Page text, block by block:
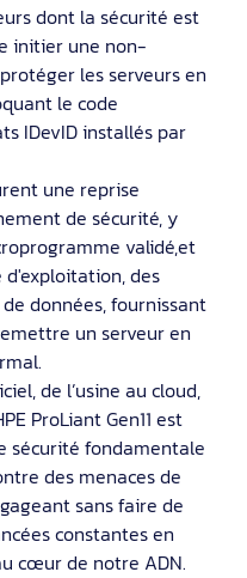
dont la sécurité est
initier une non-
les serveurs en
le code
IDevID installés par
une reprise
de sécurité, y
validé,et
des
données, fournissant
un serveur en
de l’usine au cloud,
ProLiant Gen11 est
sécurité fondamentale
des menaces de
sans faire de
constantes en
cœur de notre ADN.